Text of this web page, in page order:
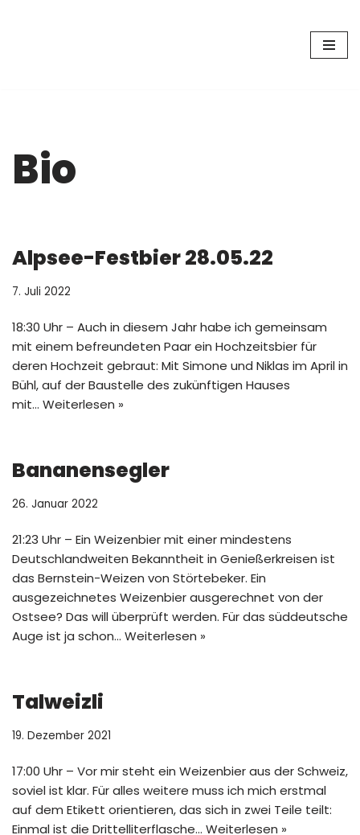
Bio
Alpsee-Festbier 28.05.22
7. Juli 2022
18:30 Uhr – Auch in diesem Jahr habe ich gemeinsam
mit einem befreundeten Paar ein Hochzeitsbier für
deren Hochzeit gebraut: Mit Simone und Niklas im April in
Bühl, auf der Baustelle des zukünftigen Hauses
mit… Weiterlesen »
Bananensegler
26. Januar 2022
21:23 Uhr – Ein Weizenbier mit einer mindestens
Deutschlandweiten Bekanntheit in Genießerkreisen ist
das Bernstein-Weizen von Störtebeker. Ein
ausgezeichnetes Weizenbier ausgerechnet von der
Ostsee? Das will überprüft werden. Für das süddeutsche
Auge ist ja schon… Weiterlesen »
Talweizli
19. Dezember 2021
17:00 Uhr – Vor mir steht ein Weizenbier aus der Schweiz,
soviel ist klar. Für alles weitere muss ich mich erstmal
auf dem Etikett orientieren, das sich in zwei Teile teilt:
Einmal ist die Drittelliterflasche… Weiterlesen »